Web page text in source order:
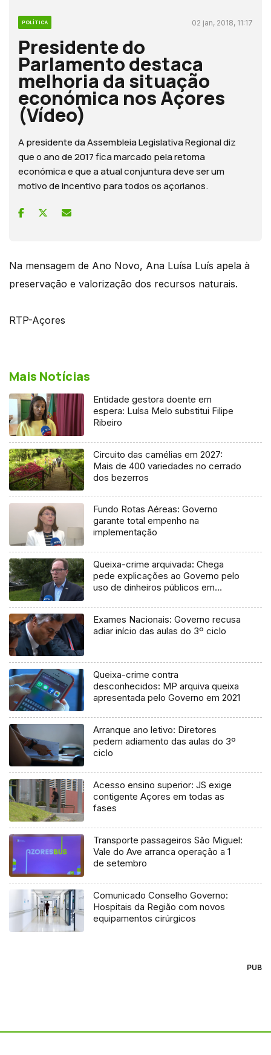
POLÍTICA 02 jan, 2018, 11:17
Presidente do
Parlamento destaca
melhoria da situação
económica nos Açores
(Vídeo)
A presidente da Assembleia Legislativa Regional diz
que o ano de 2017 fica marcado pela retoma
económica e que a atual conjuntura deve ser um
motivo de incentivo para todos os açorianos.
Na mensagem de Ano Novo, Ana Luísa Luís apela à
preservação e valorização dos recursos naturais.
RTP-Açores
Mais Notícias
Entidade gestora doente em
espera: Luísa Melo substitui Filipe
Ribeiro
Circuito das camélias em 2027:
Mais de 400 variedades no cerrado
dos bezerros
Fundo Rotas Aéreas: Governo
garante total empenho na
implementação
Queixa-crime arquivada: Chega
pede explicações ao Governo pelo
uso de dinheiros públicos em
Exames Nacionais: Governo recusa
adiar início das aulas do 3º ciclo
Queixa-crime contra
desconhecidos: MP arquiva queixa
apresentada pelo Governo em 2021
Arranque ano letivo: Diretores
pedem adiamento das aulas do 3º
ciclo
Acesso ensino superior: JS exige
contigente Açores em todas as
fases
Transporte passageiros São Miguel:
Vale do Ave arranca operação a 1
de setembro
Comunicado Conselho Governo:
Hospitais da Região com novos
equipamentos cirúrgicos
PUB